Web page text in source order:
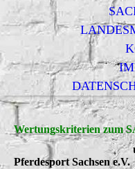
Wertungskriterien zum
Pferdesport Sachsen e.V.